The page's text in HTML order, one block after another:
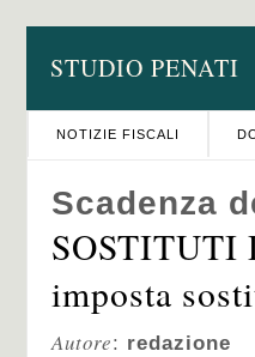
STUDIO PENATI
NOTIZIE FISCALI
Scadenza
SOSTITUTI
imposta
Autore: redazione